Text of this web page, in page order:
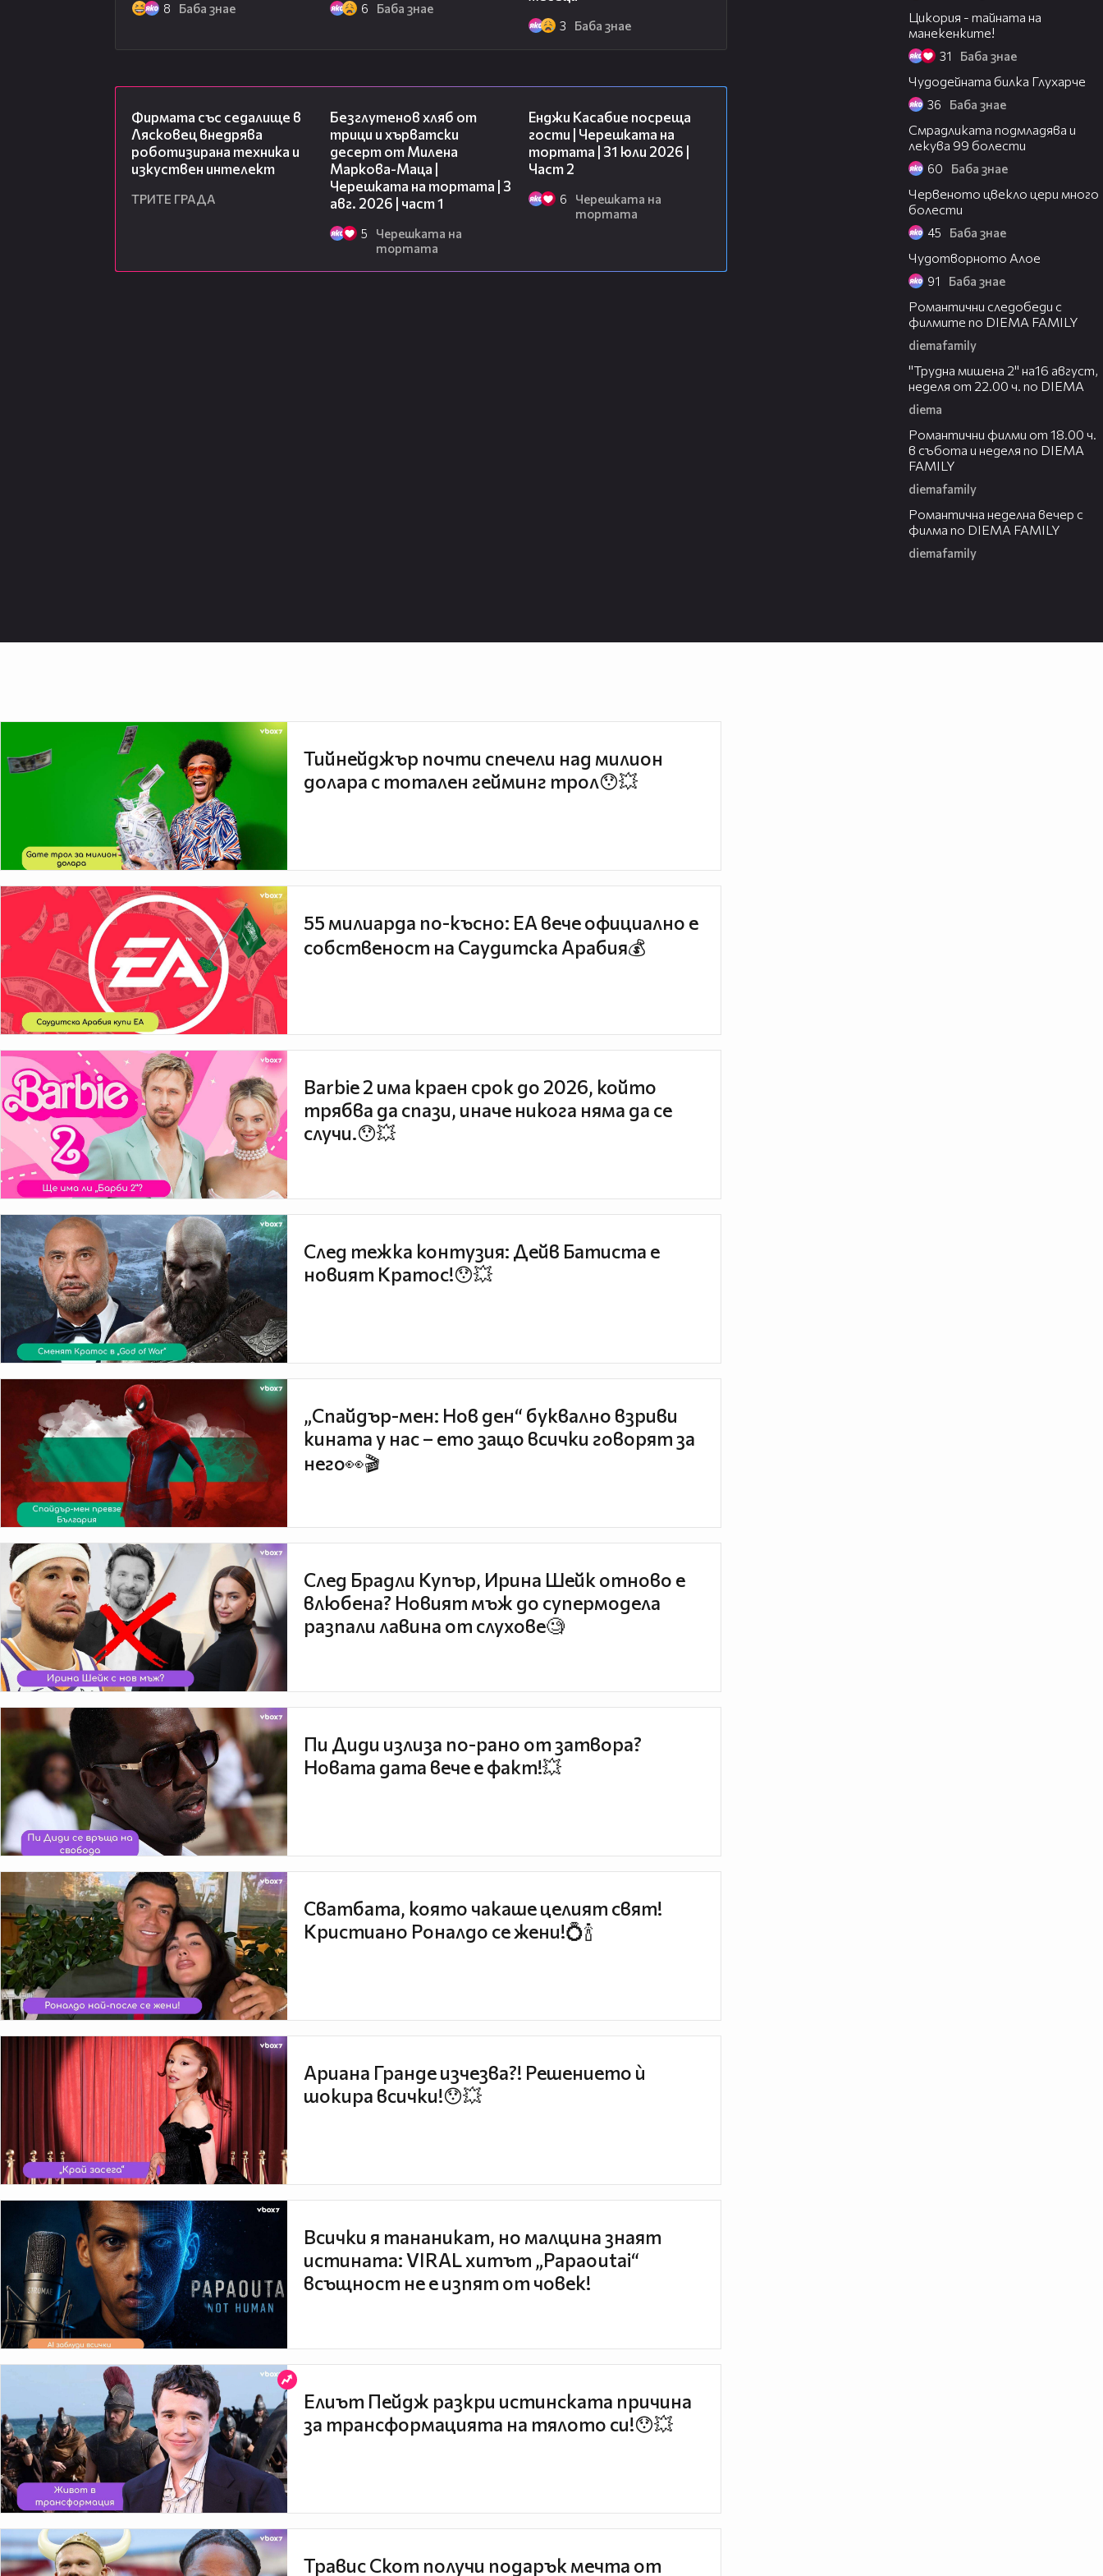
8 Баба знае 6 Баба знае
3 Баба знае
Фирмата със седалище в
Лясковец внедрява
роботизирана техника и
изкуствен интелект
ТРИТЕ ГРАДА
Безглутенов хляб от
трици и хърватски
десерт от Милена
Маркова-Маца |
Черешката на тортата | 3
авг. 2026 | част 1
5
Черешката на
тортата
Енджи Касабие посреща
гости | Черешката на
тортата | 31 юли 2026 |
Част 2
6
Черешката на
тортата
Цикория - тайната на
манекенките!
31 Баба знае
Чудодейната билка Глухарче
36 Баба знае
Смрадликата подмладява и
лекува 99 болести
60 Баба знае
Червеното цвекло цери много
болести
45 Баба знае
Чудотворното Алое
91 Баба знае
Романтични следобеди с
филмите по DIEMA FAMILY
diemafamily
"Трудна мишена 2" на16 август,
неделя от 22.00 ч. по DIEMA
diema
Романтични филми от 18.00 ч.
в събота и неделя по DIEMA
FAMILY
diemafamily
Романтичнa неделна вечер с
филма по DIEMA FAMILY
diemafamily
Тийнейджър почти спечели над милион
долара с тотален гейминг трол😯💥
55 милиарда по-късно: EA вече официално е
собственост на Саудитска Арабия💰
Barbie 2 има краен срок до 2026, който
трябва да спази, иначе никога няма да се
случи.😯💥
След тежка контузия: Дейв Батиста е
новият Кратос!😯💥
„Спайдър-мен: Нов ден“ буквално взриви
кината у нас – ето защо всички говорят за
него👀🎬
След Брадли Купър, Ирина Шейк отново е
влюбена? Новият мъж до супермодела
разпали лавина от слухове🧐
Пи Диди излиза по-рано от затвора?
Новата дата вече е факт!💥
Сватбата, която чакаше целият свят!
Кристиано Роналдо се жени!💍🍾
Ариана Гранде изчезва?! Решението ѝ
шокира всички!😯💥
Всички я тананикат, но малцина знаят
истината: VIRAL хитът „Papaoutai“
всъщност не е изпят от човек!
Елиът Пейдж разкри истинската причина
за трансформацията на тялото си!😯💥
Травис Скот получи подарък мечта от